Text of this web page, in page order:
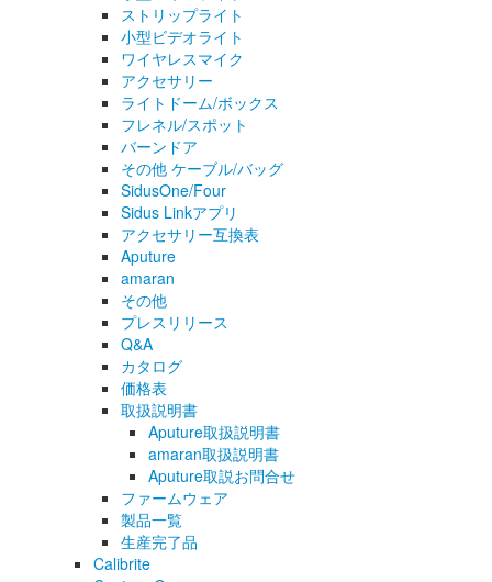
ストリップライト
小型ビデオライト
ワイヤレスマイク
アクセサリー
ライトドーム/ボックス
フレネル/スポット
バーンドア
その他 ケーブル/バッグ
SidusOne/Four
Sidus Linkアプリ
アクセサリー互換表
Aputure
amaran
その他
プレスリリース
Q&A
カタログ
価格表
取扱説明書
Aputure取扱説明書
amaran取扱説明書
Aputure取説お問合せ
ファームウェア
製品一覧
生産完了品
Calibrite